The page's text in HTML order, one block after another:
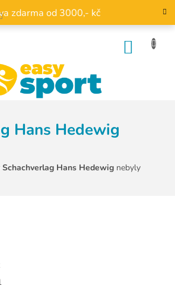
zdarma od 3000,- kč
Hans Hedewig
Schachverlag Hans Hedewig nebyly